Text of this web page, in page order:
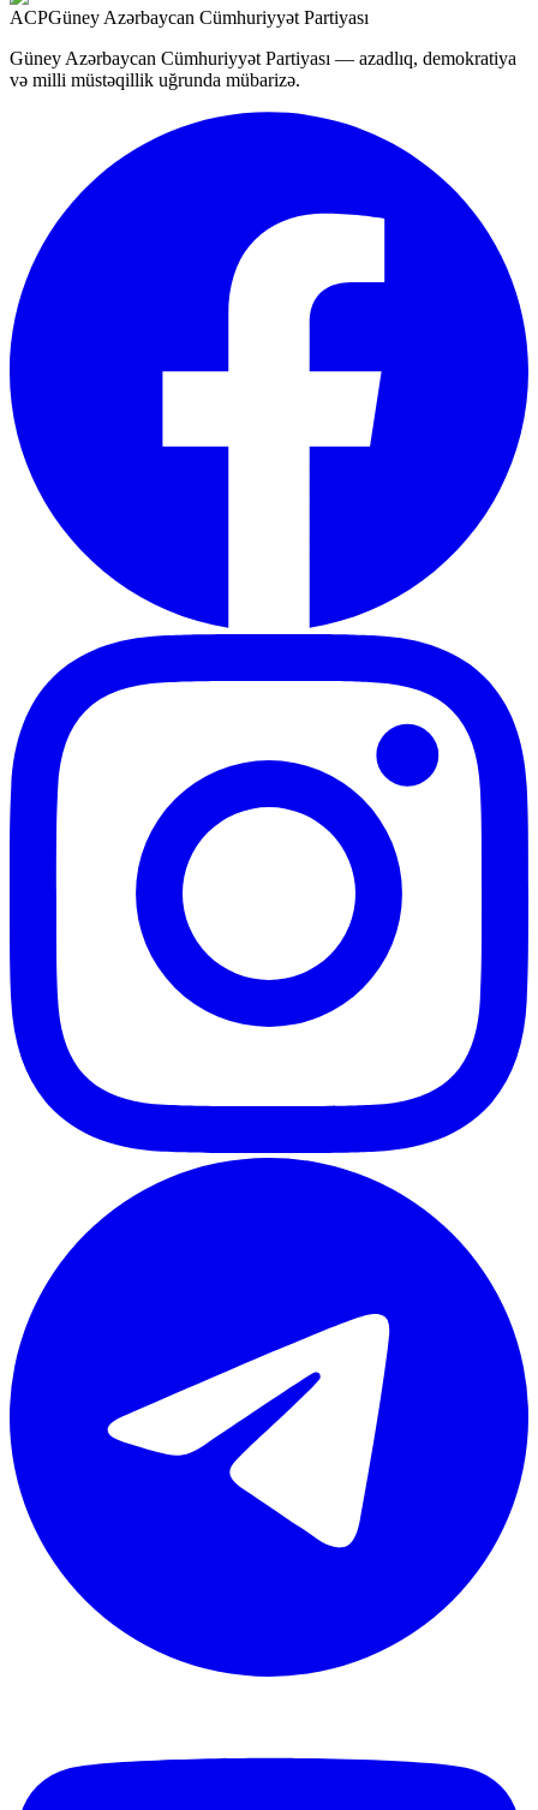
ACPGüney Azərbaycan Cümhuriyyət Partiyası
Güney Azərbaycan Cümhuriyyət Partiyası — azadlıq, demokratiya
və milli müstəqillik uğrunda mübarizə.